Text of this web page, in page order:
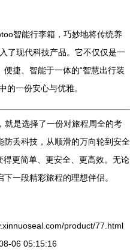
智能行李箱，巧妙地将传统养
了现代科技产品。它不仅仅是一
捷、智能于一体的“智慧出行装
的一份安心与优雅。
就是选择了一份对旅程周全的考
丢科技，从顺滑的万向轮到安全
更简单、更安全、更高效。无论
一段精彩旅程的理想伴侣。
product/77.html
06 05:15:16